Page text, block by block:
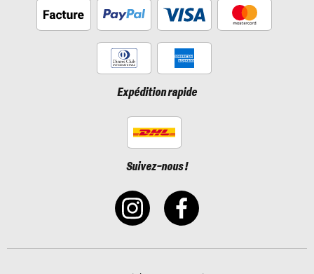
Expédition rapide
Suivez-nous !